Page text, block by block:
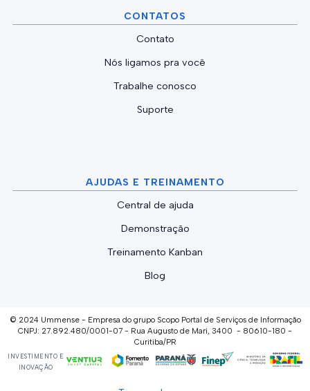
CONTATOS
Contato
Nós ligamos pra você
Trabalhe conosco
Suporte
AJUDAS E TREINAMENTO
Central de ajuda
Demonstração
Treinamento Kanban
Blog
© 2024 Ummense - Empresa do grupo Scopo Portal de Serviços de Informação
CNPJ: 27.892.480/0001-07 - Rua Augusto de Mari, 3400 - 80610-180 -
Curitiba/PR
INVESTIMENTO E
INOVAÇÃO